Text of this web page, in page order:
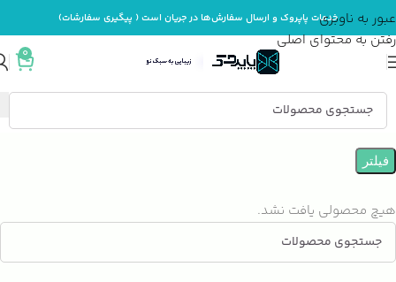
عبور به ناوبری
رفتن به محتوای اصلی
خدمات پاپروک و ارسال سفارش‌ها در جریان است ( پیگیری سفارشات)
0
خانه
فیلتر
هیچ محصولی یافت نشد.